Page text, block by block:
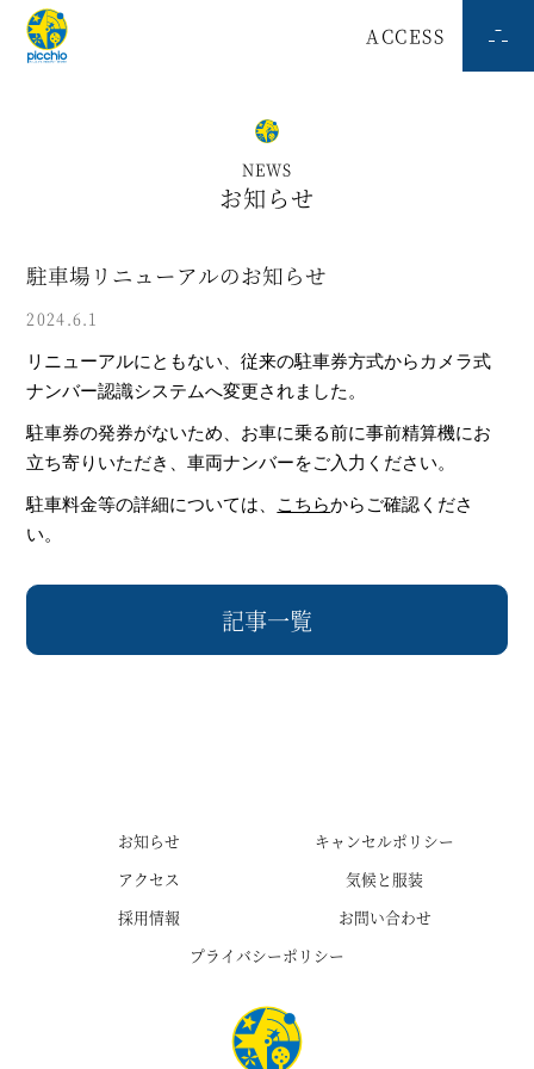
ACCESS
NEWS
お知らせ
駐車場リニューアルのお知らせ
2024.6.1
リニューアルにともない、従来の駐車券方式からカメラ式
ナンバー認識システムへ変更されました。
駐車券の発券がないため、お車に乗る前に事前精算機にお
立ち寄りいただき、車両ナンバーをご入力ください。
駐車料金等の詳細については、 こちらからご確認くださ
い。
記事一覧
お知らせ
キャンセルポリシー
アクセス
気候と服装
採用情報
お問い合わせ
プライバシーポリシー